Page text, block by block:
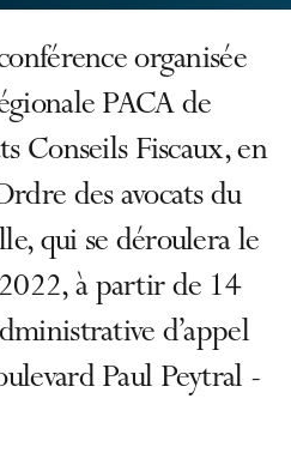
organisée
PACA de
Conseils Fiscaux, en
des avocats du
qui se déroulera le
à partir de 14
d’appel
Paul Peytral -